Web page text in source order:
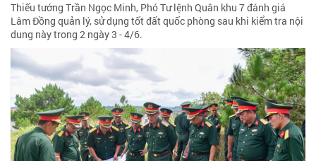
Thiếu tướng Trần Ngọc Minh, Phó Tư lệnh Quân khu 7 đánh giá
Lâm Đồng quản lý, sử dụng tốt đất quốc phòng sau khi kiểm tra nội
dung này trong 2 ngày 3 - 4/6.